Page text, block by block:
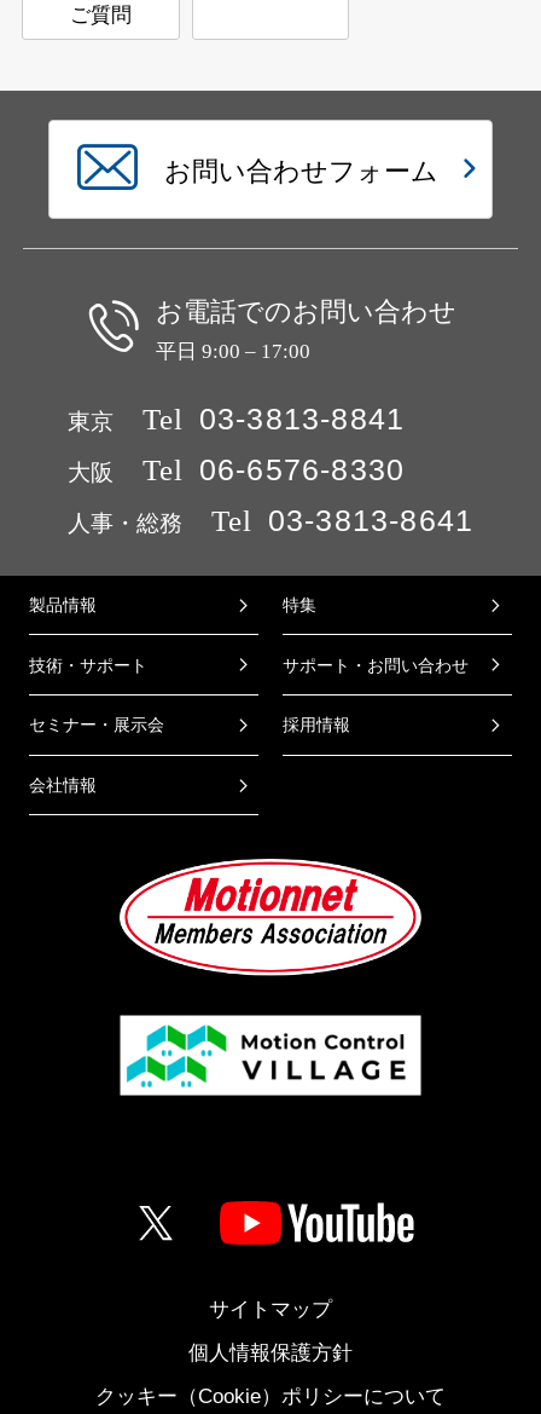
ご質問
お問い合わせフォーム
お電話でのお問い合わせ
平日 9:00 – 17:00
東京 Tel 03-3813-8841
大阪 Tel 06-6576-8330
人事・総務 Tel 03-3813-8641
製品情報 特集
技術・サポート サポート・お問い合わせ
セミナー・展示会 採用情報
会社情報
サイトマップ
個人情報保護方針
クッキー（Cookie）ポリシーについて